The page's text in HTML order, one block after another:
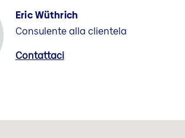
Eric Wüthrich
Consulente alla clientela
Contattaci